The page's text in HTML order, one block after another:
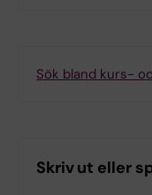
Sök bland kurs-
Skriv ut eller